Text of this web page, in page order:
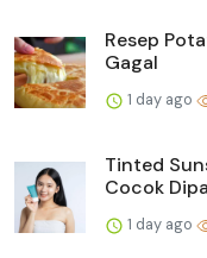
Resep
Gagal
1 day ago
Tinted
Cocok
1 day ago